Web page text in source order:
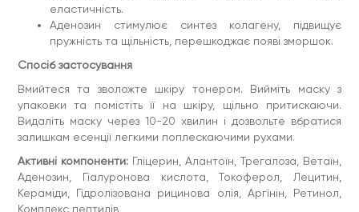
еластичність.
Аденозин стимулює синтез колагену, підвищує
пружність та щільність, перешкоджає появі зморшок.
Спосіб застосування
Вмийтеся та зволожте шкіру тонером. Вийміть маску з
упаковки та помістіть її на шкіру, щільно притискаючи.
Видаліть маску через 10-20 хвилин і дозвольте вбратися
залишкам есенції легкими поплескаючими рухами.
Активні компоненти: Гліцерин, Алантоїн, Трегалоза, Ветаїн,
Аденозин, Гіалуронова кислота, Токоферол, Лецитин,
Кераміди, Гідролізована рицинова олія, Аргінін, Ретинол,
Комплекс пептидів